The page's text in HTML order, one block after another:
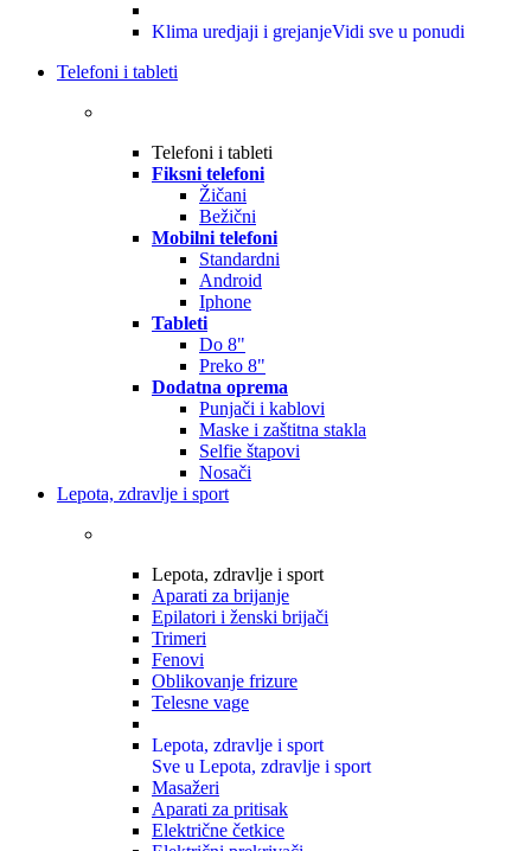
Klima uredjaji i grejanjeVidi sve u ponudi
Telefoni i tableti
Telefoni i tableti
Fiksni telefoni
Žičani
Bežični
Mobilni telefoni
Standardni
Android
Iphone
Tableti
Do 8"
Preko 8"
Dodatna oprema
Punjači i kablovi
Maske i zaštitna stakla
Selfie štapovi
Nosači
Lepota, zdravlje i sport
Lepota, zdravlje i sport
Aparati za brijanje
Epilatori i ženski brijači
Trimeri
Fenovi
Oblikovanje frizure
Telesne vage
Lepota, zdravlje i sport
Sve u Lepota, zdravlje i sport
Masažeri
Aparati za pritisak
Električne četkice